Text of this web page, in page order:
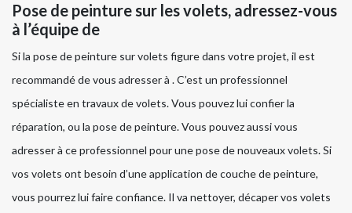
Pose de peinture sur les volets, adressez-vous
à l’équipe de
Si la pose de peinture sur volets figure dans votre projet, il est
recommandé de vous adresser à . C’est un professionnel
spécialiste en travaux de volets. Vous pouvez lui confier la
réparation, ou la pose de peinture. Vous pouvez aussi vous
adresser à ce professionnel pour une pose de nouveaux volets. Si
vos volets ont besoin d’une application de couche de peinture,
vous pourrez lui faire confiance. Il va nettoyer, décaper vos volets